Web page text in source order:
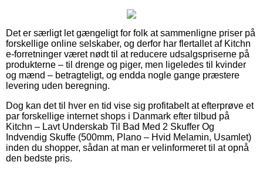
Det er særligt let gængeligt for folk at sammenligne priser på
forskellige online selskaber, og derfor har flertallet af Kitchn
e-forretninger været nødt til at reducere udsalgspriserne på
produkterne – til drenge og piger, men ligeledes til kvinder
og mænd – betragteligt, og endda nogle gange præstere
levering uden beregning.
Dog kan det til hver en tid vise sig profitabelt at efterprøve et
par forskellige internet shops i Danmark efter tilbud på
Kitchn – Lavt Underskab Til Bad Med 2 Skuffer Og
Indvendig Skuffe (500mm, Plano – Hvid Melamin, Usamlet)
inden du shopper, sådan at man er velinformeret til at opnå
den bedste pris.